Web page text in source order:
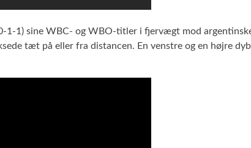
1-1) sine WBC- og WBO-titler i fjervægt mod
tæt på eller fra distancen. En venstre og en højre